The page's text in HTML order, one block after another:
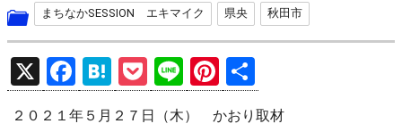
まちなかSESSION エキマイク 県央 秋田市
X
F
a
H
at
P
o
Li
n
Pi
nt 有
２０２１年５月２７日（木） かおり取材